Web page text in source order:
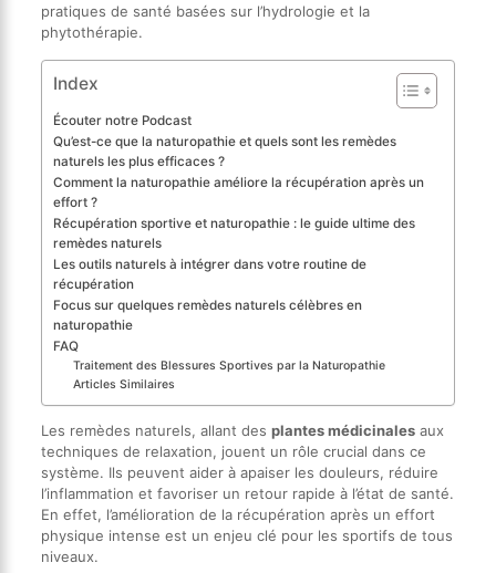
pratiques de santé basées sur l’hydrologie et la
phytothérapie.
Index
Écouter notre Podcast
Qu’est-ce que la naturopathie et quels sont les remèdes
naturels les plus efficaces ?
Comment la naturopathie améliore la récupération après un
effort ?
Récupération sportive et naturopathie : le guide ultime des
remèdes naturels
Les outils naturels à intégrer dans votre routine de
récupération
Focus sur quelques remèdes naturels célèbres en
naturopathie
FAQ
Traitement des Blessures Sportives par la Naturopathie
Articles Similaires
Les remèdes naturels, allant des plantes médicinalesaux
techniques de relaxation, jouent un rôle crucial dans ce
système. Ils peuvent aider à apaiser les douleurs, réduire
l’inflammation et favoriser un retour rapide à l’état de santé.
En effet, l’amélioration de la récupération après un effort
physique intense est un enjeu clé pour les sportifs de tous
niveaux.